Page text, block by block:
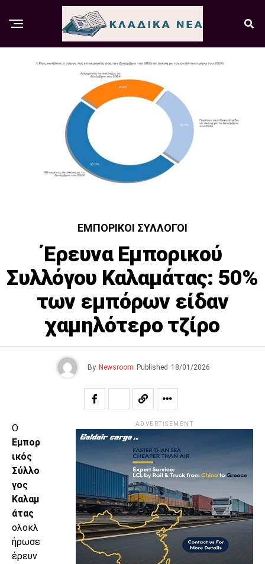
ΕΜΠΟΡΙΚΟΊ ΣΎΛΛΟΓΟΙ
Έρευνα Εμπορικού
Συλλόγου Καλαμάτας: 50%
των εμπόρων είδαν
χαμηλότερο τζίρο
By Newsroom Published 18/01/2026
Ο
Εμπορ
ικός
Σύλλο
γος
Καλαμ
άτας
ολοκλ
ήρωσε
έρευν
ADVERTISEMENT